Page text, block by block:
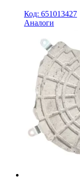
Код: 651013427
Аналоги